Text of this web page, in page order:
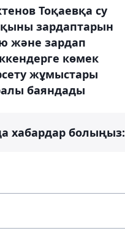
Тоқаевқа су
зардаптарын
және зардап
көмек
жұмыстары
баяндады
хабардар болыңыз: